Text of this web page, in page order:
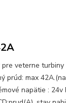
veterne
prúd: max
napätie :